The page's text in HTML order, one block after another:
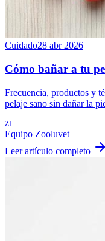
Cuidado28 abr 2026
Cómo bañar a tu
Frecuencia, productos y
pelaje sano sin dañar la
ZL
Equipo Zooluvet
Leer artículo completo